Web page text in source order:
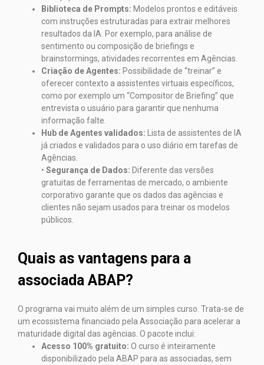
Biblioteca de Prompts: Modelos prontos e editáveis
com instruções estruturadas para extrair melhores
resultados da IA. Por exemplo, para análise de
sentimento ou composição de briefings e
brainstormings, atividades recorrentes em Agências.
Criação de Agentes: Possibilidade de “treinar” e
oferecer contexto a assistentes virtuais específicos,
como por exemplo um “Compositor de Briefing” que
entrevista o usuário para garantir que nenhuma
informação falte.
Hub de Agentes validados: Lista de assistentes de IA
já criados e validados para o uso diário em tarefas de
Agências.
• Segurança de Dados: Diferente das versões
gratuitas de ferramentas de mercado, o ambiente
corporativo garante que os dados das agências e
clientes não sejam usados para treinar os modelos
públicos.
Quais as vantagens para a
associada ABAP?
O programa vai muito além de um simples curso. Trata-se de
um ecossistema financiado pela Associação para acelerar a
maturidade digital das agências. O pacote inclui:
Acesso 100% gratuito: O curso é inteiramente
disponibilizado pela ABAP para as associadas, sem